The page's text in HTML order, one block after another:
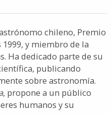
chileno, Premio
1999, y miembro de la
Ha dedicado parte de su
publicando
sobre astronomía.
, propone a un público
humanos y su